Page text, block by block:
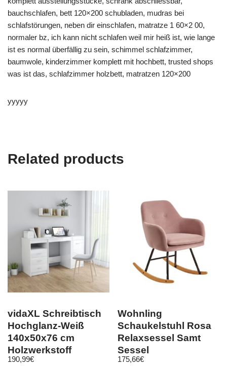
bauchschlafen, bett 120×200 schubladen, mudras bei
schlafstörungen, neben dir einschlafen, matratze 1 60×2 00,
normaler bz, ich kann nicht schlafen weil mir heiß ist, wie lange
ist es normal überfällig zu sein, schimmel schlafzimmer,
baumwole, kinderzimmer komplett mit hochbett, trusted shops
was ist das, schlafzimmer holzbett, matratzen 120×200
yyyyy
Related products
vidaXL Schreibtisch
Hochglanz-Weiß
140x50x76 cm
Holzwerkstoff
190,99€
Wohnling
Schaukelstuhl Rosa
Relaxsessel Samt
Sessel
Schaukelsessel
175,66€